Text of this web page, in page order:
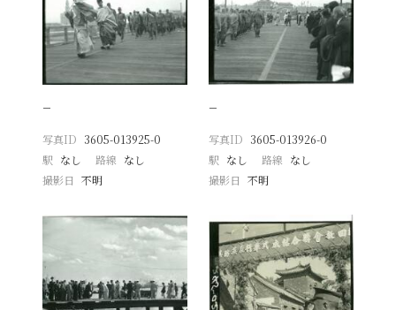
−
写真ID 3605-013925-0
駅 なし 路線 なし
撮影日
不明
−
写真ID 3605-013926-0
駅 なし 路線 なし
撮影日 不明